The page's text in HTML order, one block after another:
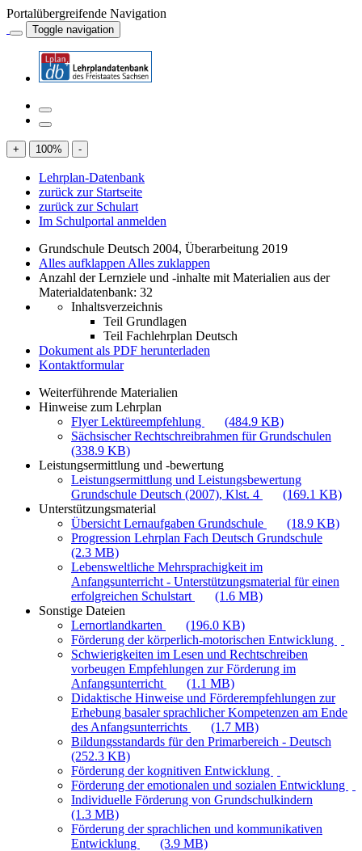
Portalübergreifende Navigation
Toggle navigation
+ 100% -
Lehrplan-Datenbank
zurück zur Startseite
zurück zur Schulart
Im Schulportal anmelden
Grundschule Deutsch 2004, Überarbeitung 2019
Alles aufklappen Alles zuklappen
Anzahl der Lernziele und -inhalte mit Materialien aus der
Materialdatenbank: 32
Inhaltsverzeichnis
Teil Grundlagen
Teil Fachlehrplan Deutsch
Dokument als PDF herunterladen
Kontaktformular
Weiterführende Materialien
Hinweise zum Lehrplan
Flyer Lektüreempfehlung
(484.9 KB)
Sächsischer Rechtschreibrahmen für Grundschulen
(338.9 KB)
Leistungsermittlung und -bewertung
Leistungsermittlung und Leistungsbewertung
Grundschule Deutsch (2007), Klst. 4
(169.1 KB)
Unterstützungsmaterial
Übersicht Lernaufgaben Grundschule
(18.9 KB)
Progression Lehrplan Fach Deutsch Grundschule
(2.3 MB)
Lebensweltliche Mehrsprachigkeit im
Anfangsunterricht - Unterstützungsmaterial für einen
erfolgreichen Schulstart
(1.6 MB)
Sonstige Dateien
Lernortlandkarten
(196.0 KB)
Förderung der körperlich-motorischen Entwicklung
Schwierigkeiten im Lesen und Rechtschreiben
vorbeugen Empfehlungen zur Förderung im
Anfangsunterricht
(1.1 MB)
Didaktische Hinweise und Förderempfehlungen zur
Erhebung basaler sprachlicher Kompetenzen am Ende
des Anfangsunterrichts
(1.7 MB)
Bildungsstandards für den Primarbereich - Deutsch
(252.3 KB)
Förderung der kognitiven Entwicklung
Förderung der emotionalen und sozialen Entwicklung
Individuelle Förderung von Grundschulkindern
(1.3 MB)
Förderung der sprachlichen und kommunikativen
Entwicklung
(3.9 MB)